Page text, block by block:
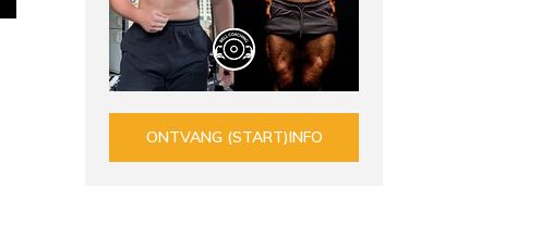
ONTVANG (START)INFO